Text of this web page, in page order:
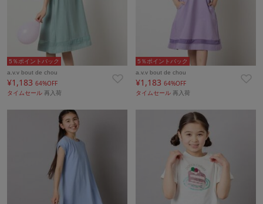
5％ポイントバック
a.v.v bout de chou
¥1,183 64%OFF
タイムセール 再入荷
5％ポイントバック
a.v.v bout de chou
¥1,18364%OFF
タイムセール再入荷